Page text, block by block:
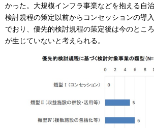
かった。大規模インフラ事業などを抱える自
検討規程の策定以前からコンセッションの導
でおり、優先的検討規程の策定後は今のとこ
が生じていないと考えられる。